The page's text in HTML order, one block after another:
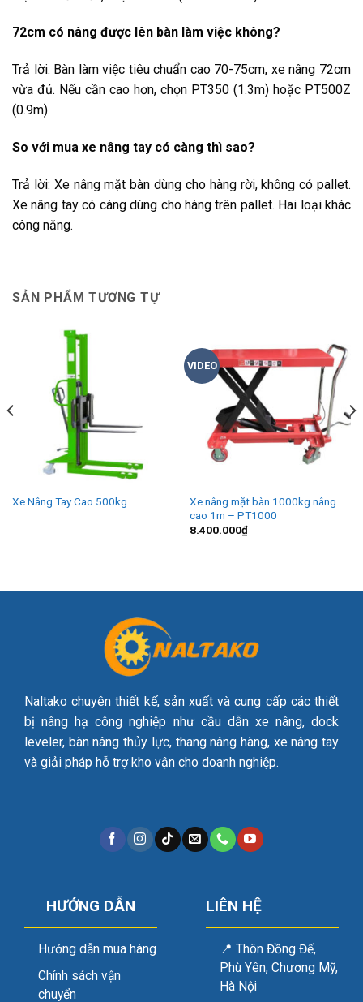
72cm có nâng được lên bàn làm việc không?
Trả lời: Bàn làm việc tiêu chuẩn cao 70-75cm, xe nâng 72cm
vừa đủ. Nếu cần cao hơn, chọn PT350 (1.3m) hoặc PT500Z
(0.9m).
So với mua xe nâng tay có càng thì sao?
Trả lời: Xe nâng mặt bàn dùng cho hàng rời, không có pallet.
Xe nâng tay có càng dùng cho hàng trên pallet. Hai loại khác
công năng.
SẢN PHẨM TƯƠNG TỰ
Xe Nâng Tay Cao 500kg
VIDEO
Xe nâng mặt bàn 1000kg nâng
cao 1m – PT1000
8.400.000₫
Naltako chuyên thiết kế, sản xuất và cung cấp các thiết
bị nâng hạ công nghiệp như cầu dẫn xe nâng, dock
leveler, bàn nâng thủy lực, thang nâng hàng, xe nâng tay
và giải pháp hỗ trợ kho vận cho doanh nghiệp.
HƯỚNG DẪN
Hướng dẫn mua hàng
Chính sách vận
chuyển
LIÊN HỆ
📍 Thôn Đồng Đế,
Phù Yên, Chương Mỹ,
Hà Nội